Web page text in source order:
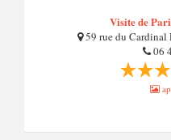
Visite de
59 rue du Cardinal
06